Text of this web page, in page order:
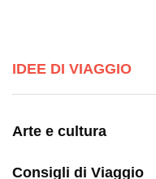
IDEE DI VIAGGIO
Arte e cultura
Consigli di Viaggio